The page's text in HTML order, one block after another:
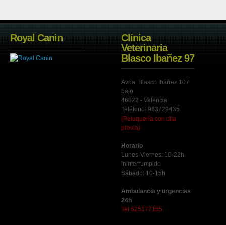
Royal Canin
Clínica
Veterinaria
Blasco Ibañez 97
Avda. Blasco Ibáñez 107
bajo
46022 - Valencia
Teléfono: 963729435
(Peluquería con cita
previa)
Horario
Lunes-Viernes: 10-22h
ininterrumpido
Sábado: 10-15h
Ambulancia y urgencias
24h
Tel 625177155